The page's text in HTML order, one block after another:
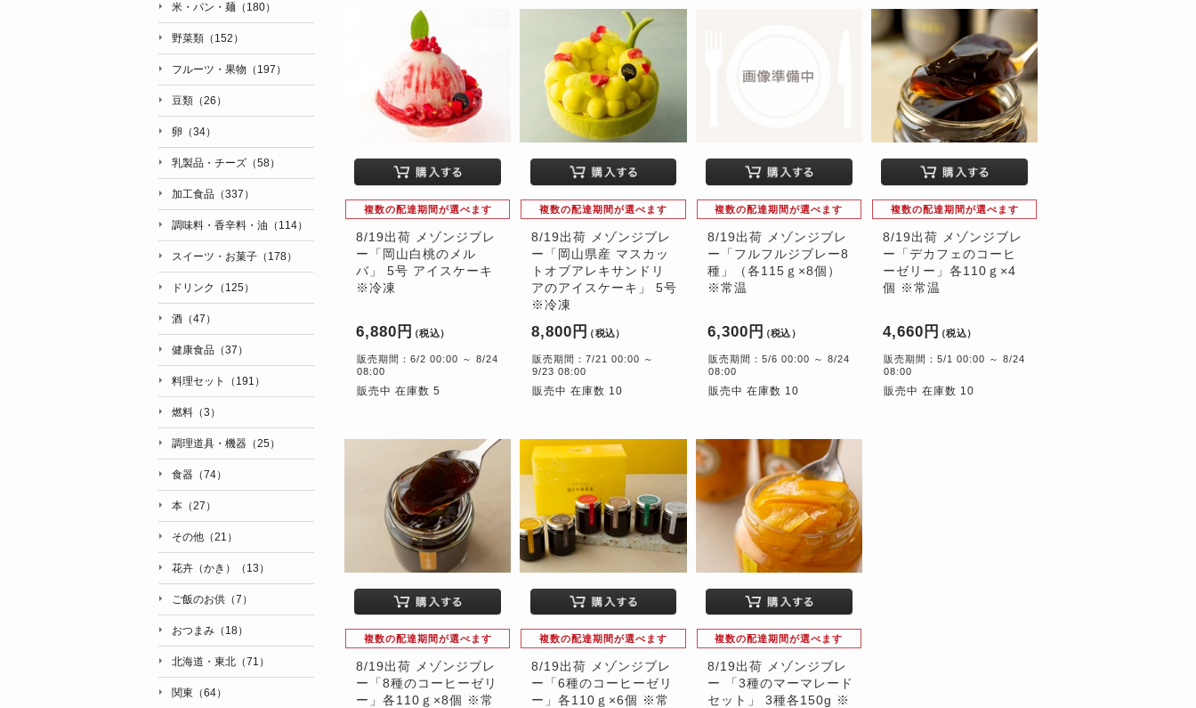
複数の配達期間が選べます
8/19出荷 メゾンジブレ
ー「岡山白桃のメル
バ」 5号 アイスケーキ
※冷凍
6,880円（税込）
販売期間：6/2 00:00 ～ 8/24
08:00
販売中 在庫数 5
複数の配達期間が選べます
8/19出荷 メゾンジブレ
ー「岡山県産 マスカッ
トオブアレキサンドリ
アのアイスケーキ」 5号
※冷凍
8,800円 （税込）
販売期間：7/21 00:00 ～
9/23 08:00
販売中 在庫数 10
複数の配達期間が選べます
8/19出荷 メゾンジブレ
ー「フルフルジブレー8
種」（各115ｇ×8個）
※常温
6,300円（税込）
販売期間：5/6 00:00 ～ 8/24
08:00
販売中 在庫数 10
複数の配達期間が選べます
8/19出荷 メゾンジブレ
ー「デカフェのコーヒ
ーゼリー」各110ｇ×4
個 ※常温
4,660円 （税込）
販売期間：5/1 00:00 ～ 8/24
08:00
販売中 在庫数 10
複数の配達期間が選べます
8/19出荷 メゾンジブレ
ー「8種のコーヒーゼリ
ー」各110ｇ×8個 ※常
複数の配達期間が選べます
8/19出荷 メゾンジブレ
ー「6種のコーヒーゼリ
ー」各110ｇ×6個 ※常
複数の配達期間が選べます
8/19出荷 メゾンジブレ
ー 「3種のマーマレード
セット」 3種各150g ※
米・パン・麺（180）
野菜類（152）
フルーツ・果物（197）
豆類（26）
卵（34）
乳製品・チーズ（58）
加工食品（337）
調味料・香辛料・油（114）
スイーツ・お菓子（178）
ドリンク（125）
酒（47）
健康食品（37）
料理セット（191）
燃料（3）
調理道具・機器（25）
食器（74）
本（27）
その他（21）
花卉（かき）（13）
ご飯のお供（7）
おつまみ（18）
北海道・東北（71）
関東（64）